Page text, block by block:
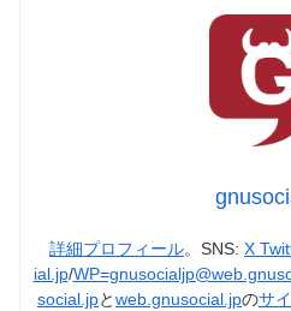
詳細プロフィール。SNS: X
ial.jp/
social.jpとweb.gnusocial.jpのサ